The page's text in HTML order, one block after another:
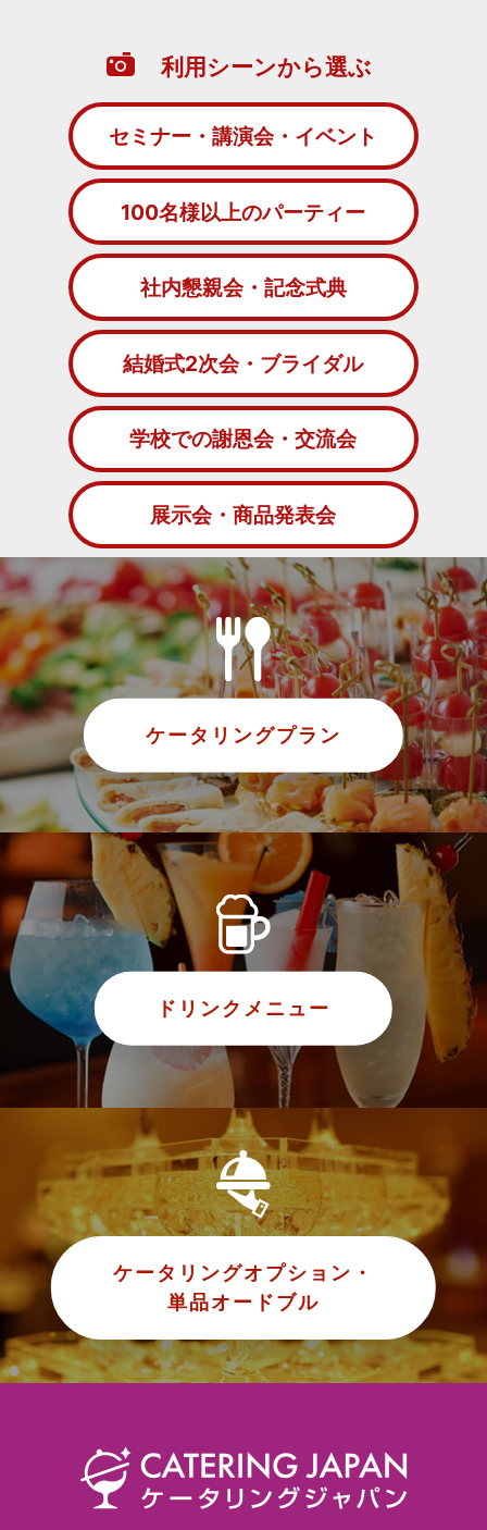
利用シーンから選ぶ
セミナー・講演会・イベント
100名様以上のパーティー
社内懇親会・記念式典
結婚式2次会・ブライダル
学校での謝恩会・交流会
展示会・商品発表会
ケータリングプラン
ドリンクメニュー
ケータリングオプション・
単品オードブル